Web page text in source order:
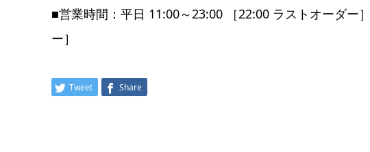
■営業時間：平日 11:00～23:00 ［22:00 ラストオーダー
ー］
Tweet Share